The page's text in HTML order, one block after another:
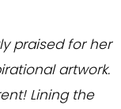
praised for her
artwork.
Lining the